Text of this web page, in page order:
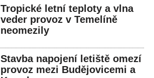
Tropické letní teploty a vlna
veder provoz v Temelíně
neomezily
Stavba napojení letiště omezí
provoz mezi Budějovicemi a